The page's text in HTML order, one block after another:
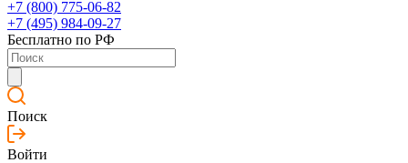
+7 (800) 775-06-82
+7 (495) 984-09-27
Бесплатно по РФ
Поиск
Войти